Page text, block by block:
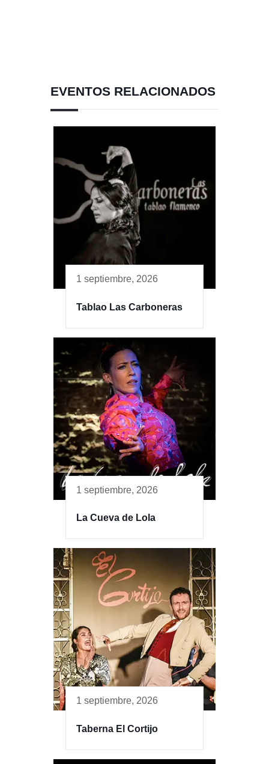
EVENTOS RELACIONADOS
1 septiembre, 2026
Tablao Las Carboneras
1 septiembre, 2026
La Cueva de Lola
1 septiembre, 2026
Taberna El Cortijo